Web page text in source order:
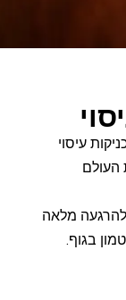
עיסוי
העולם
להרגעה מלאה
בגוף.